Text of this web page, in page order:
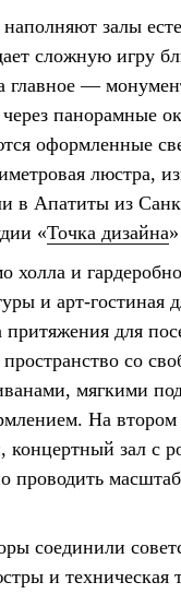
залы
сложную игру
—
панорамные
оформленные
люстра,
в Апатиты из
«Точка дизайна
и
и арт-гостиная
для
со
мягкими
На втором
зал с
проводить
соединили
и техническая